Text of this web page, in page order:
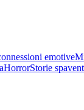
emotive
HorrorStorie